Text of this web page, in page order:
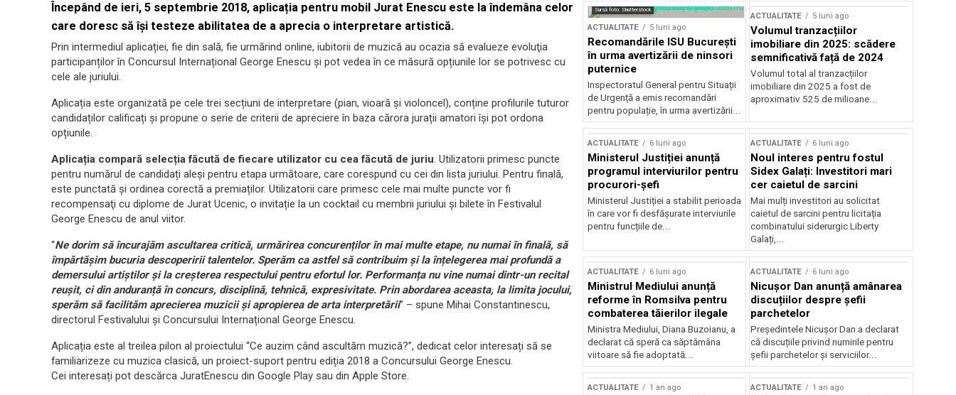
Începând de ieri, 5 septembrie 2018, aplicația pentru mobil Jurat Enescu este la îndemâna celor
care doresc să își testeze abilitatea de a aprecia o interpretare artistică.
Prin intermediul aplicației, fie din sală, fie urmărind online, iubitorii de muzică au ocazia să evalueze evoluţia
participanților în Concursul Internațional George Enescu și pot vedea în ce măsură opțiunile lor se potrivesc cu
cele ale juriului.
Aplicația este organizată pe cele trei secțiuni de interpretare (pian, vioară şi violoncel), conține profilurile tuturor
candidaților calificați și propune o serie de criterii de apreciere în baza cărora jurații amatori îşi pot ordona
opțiunile.
Aplicația compară selecția făcută de fiecare utilizator cu cea făcută de juriu. Utilizatorii primesc puncte
pentru numărul de candidați aleși pentru etapa următoare, care corespund cu cei din lista juriului. Pentru finală,
este punctată și ordinea corectă a premiaților. Utilizatorii care primesc cele mai multe puncte vor fi
recompensaţi cu diplome de Jurat Ucenic, o invitație la un cocktail cu membrii juriului și bilete în Festivalul
George Enescu de anul viitor.
“Ne dorim să încurajăm ascultarea critică, urmărirea concurenților în mai multe etape, nu numai în finală, să
împărtășim bucuria descoperirii talentelor. Sperăm ca astfel să contribuim și la înțelegerea mai profundă a
demersului artiștilor și la creșterea respectului pentru efortul lor. Performanța nu vine numai dintr-un recital
reușit, ci din anduranță în concurs, disciplină, tehnică, expresivitate. Prin abordarea aceasta, la limita jocului,
sperăm să facilităm aprecierea muzicii și apropierea de arta interpretării” – spune Mihai Constantinescu,
directorul Festivalului și Concursului Internațional George Enescu.
Aplicația este al treilea pilon al proiectului “Ce auzim când ascultăm muzică?”, dedicat celor interesați să se
familiarizeze cu muzica clasică, un proiect-suport pentru ediția 2018 a Concursului George Enescu.
Cei interesați pot descărca JuratEnescu din Google Play sau din Apple Store.
Sursă foto: Shutterstock
ACTUALITATE 5 luni ago
Recomandările ISU București
în urma avertizării de ninsori
puternice
Inspectoratul General pentru Situații
de Urgență a emis recomandări
pentru populație, în urma avertizării...
ACTUALITATE 5 luni ago
Volumul tranzacțiilor
imobiliare din 2025: scădere
semnificativă față de 2024
Volumul total al tranzacțiilor
imobiliare din 2025 a fost de
aproximativ 525 de milioane...
ACTUALITATE 6 luni ago
Ministerul Justiției anunță
programul interviurilor pentru
procurori-șefi
Ministerul Justiției a stabilit perioada
în care vor fi desfășurate interviurile
pentru funcțiile de...
ACTUALITATE 6 luni ago
Noul interes pentru fostul
Sidex Galați: Investitori mari
cer caietul de sarcini
Mai mulți investitori au solicitat
caietul de sarcini pentru licitația
combinatului siderurgic Liberty
Galați,...
ACTUALITATE 6 luni ago
Ministrul Mediului anunță
reforme în Romsilva pentru
combaterea tăierilor ilegale
Ministra Mediului, Diana Buzoianu, a
declarat că speră ca săptămâna
viitoare să fie adoptată...
ACTUALITATE 6 luni ago
Nicușor Dan anunță amânarea
discuțiilor despre șefii
parchetelor
Președintele Nicușor Dan a declarat
că discuțiile privind numirile pentru
șefii parchetelor și serviciilor...
ACTUALITATE 1 an ago ACTUALITATE 1 an ago